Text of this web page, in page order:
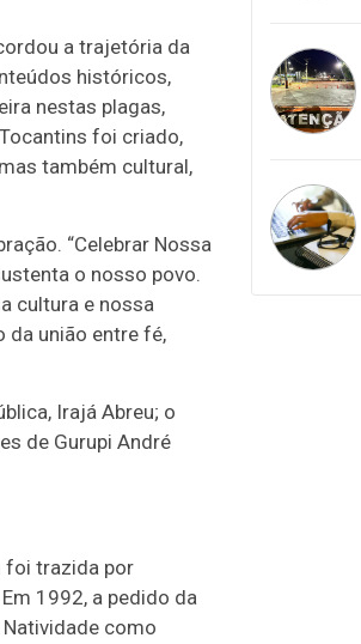
a trajetória da
históricos,
nestas plagas,
foi criado,
também cultural,
“Celebrar Nossa
o nosso povo.
cultura e nossa
da união entre fé,
Irajá Abreu; o
de Gurupi André
foi trazida por
1992, a pedido da
como